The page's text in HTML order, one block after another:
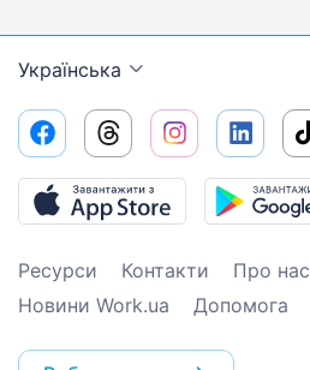
Українська
Ресурси Контакти Про нас
Новини Work.ua
Допомога